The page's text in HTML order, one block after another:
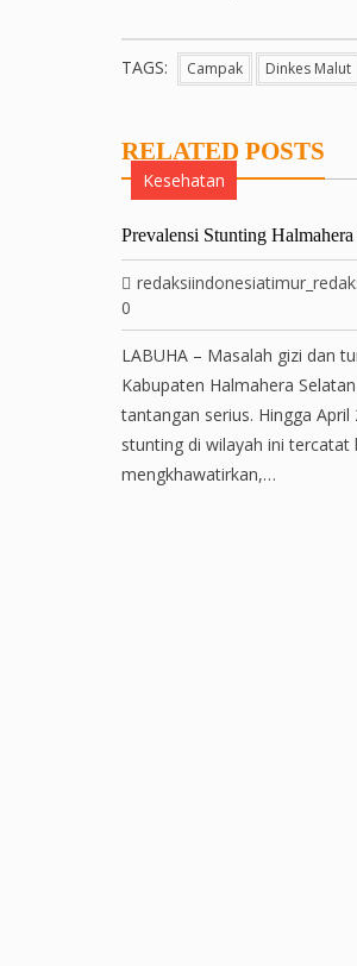
TAGS: Campak Dinkes Malut
RELATED POSTS
Kesehatan
Prevalensi Stunting
0
LABUHA – Masalah gizi dan
Kabupaten Halmahera
tantangan serius. Hingga April
stunting di wilayah ini tercatat
mengkhawatirkan,…